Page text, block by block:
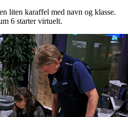
liten karaffel med navn og klasse.
6 starter virtuelt.